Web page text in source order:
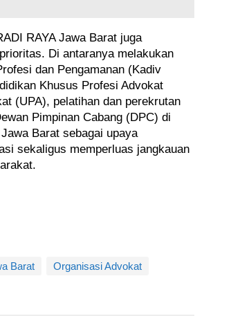
RAYA Jawa Barat juga
Di antaranya melakukan
dan Pengamanan (Kadiv
Khusus Profesi Advokat
(UPA), pelatihan dan perekrutan
Pimpinan Cabang (DPC) di
Barat sebagai upaya
sekaligus memperluas jangkauan
Barat
Organisasi Advokat